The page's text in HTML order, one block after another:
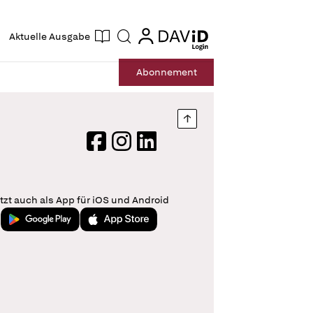
Aktuelle Ausgabe Suche login
login
Abonnement
Nach oben springen
FacebookInstagram
LinkedIn
auch als App für iOS und Android
Jetzt bei Google PlayLaden im App Store